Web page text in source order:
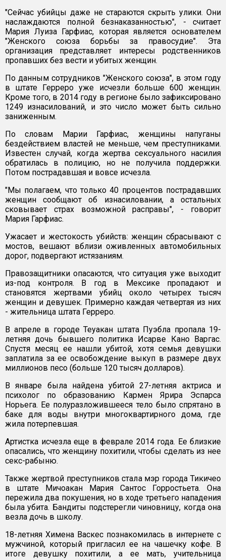
"Сейчас убийцы даже не стараются скрыть улики. Они
наслаждаются полной безнаказанностью", - считает
Мария Луиза Гарфиас, которая является основателем
"Женского союза борьбы за правосудие". Эта
организация представляет интересы родственников
пропавших без вести и убитых женщин.
По данным сотрудников "Женского союза", в этом году
в штате Герреро уже исчезли больше 600 женщин.
Кроме того, в 2014 году в регионе было зафиксировано
1249 изнасилований, и это число может быть сильно
заниженным.
По словам Марии Гарфиас, женщины напуганы
бездействием властей не меньше, чем преступниками.
Известен случай, когда жертва сексуального насилия
обратилась в полицию, но не получила поддержки.
Потом пострадавшая и вовсе исчезла.
"Мы полагаем, что только 40 процентов пострадавших
женщин сообщают об изнасиловании, а остальных
сковывает страх возможной расправы", - говорит
Мария Гарфиас.
Ужасает и жестокость убийств: женщин сбрасывают с
мостов, вешают вблизи оживленных автомобильных
дорог, подвергают истязаниям.
Правозащитники опасаются, что ситуация уже выходит
из-под контроля. В год в Мексике пропадают и
становятся жертвами убийц около четырех тысяч
женщин и девушек. Примерно каждая четвертая из них
- жительница штата Герреро.
В апреле в городе Теуакан штата Пуэбла пропала 19-
летняя дочь бывшего политика Исарве Кано Варгас.
Спустя месяц ее нашли убитой, хотя семья девушки
заплатила за ее освобождение выкуп в размере двух
миллионов песо (больше 120 тысяч долларов).
В январе была найдена убитой 27-летняя актриса и
психолог по образованию Кармен Ярира Эспарса
Норьега. Ее полуразложившееся тело было спрятано в
баке для воды внутри многоквартирного дома, где
жила потерпевшая.
Артистка исчезла еще в феврале 2014 года. Ее близкие
опасались, что женщину похитили, чтобы сделать из нее
секс-рабыню.
Также жертвой преступников стала мэр города Тикичео
в штате Мичоакан Мария Сантос Горростьета. Она
пережила два покушения, но в ходе третьего нападения
была убита. Бандиты подстерегли чиновницу, когда она
везла дочь в школу.
18-летняя Химена Васкес познакомилась в интернете с
мужчиной, который пригласил ее на чашечку кофе. В
итоге девушку похитили, а ее мать, учительница